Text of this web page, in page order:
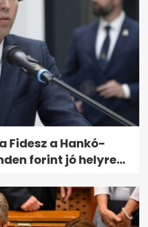
Fidesz a Hankó-
forint jó helyre...